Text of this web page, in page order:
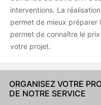
interventions. La
permet de mieux préparer
permet de connaître le
votre projet.
ORGANISEZ VOTRE
DE NOTRE SERVICE